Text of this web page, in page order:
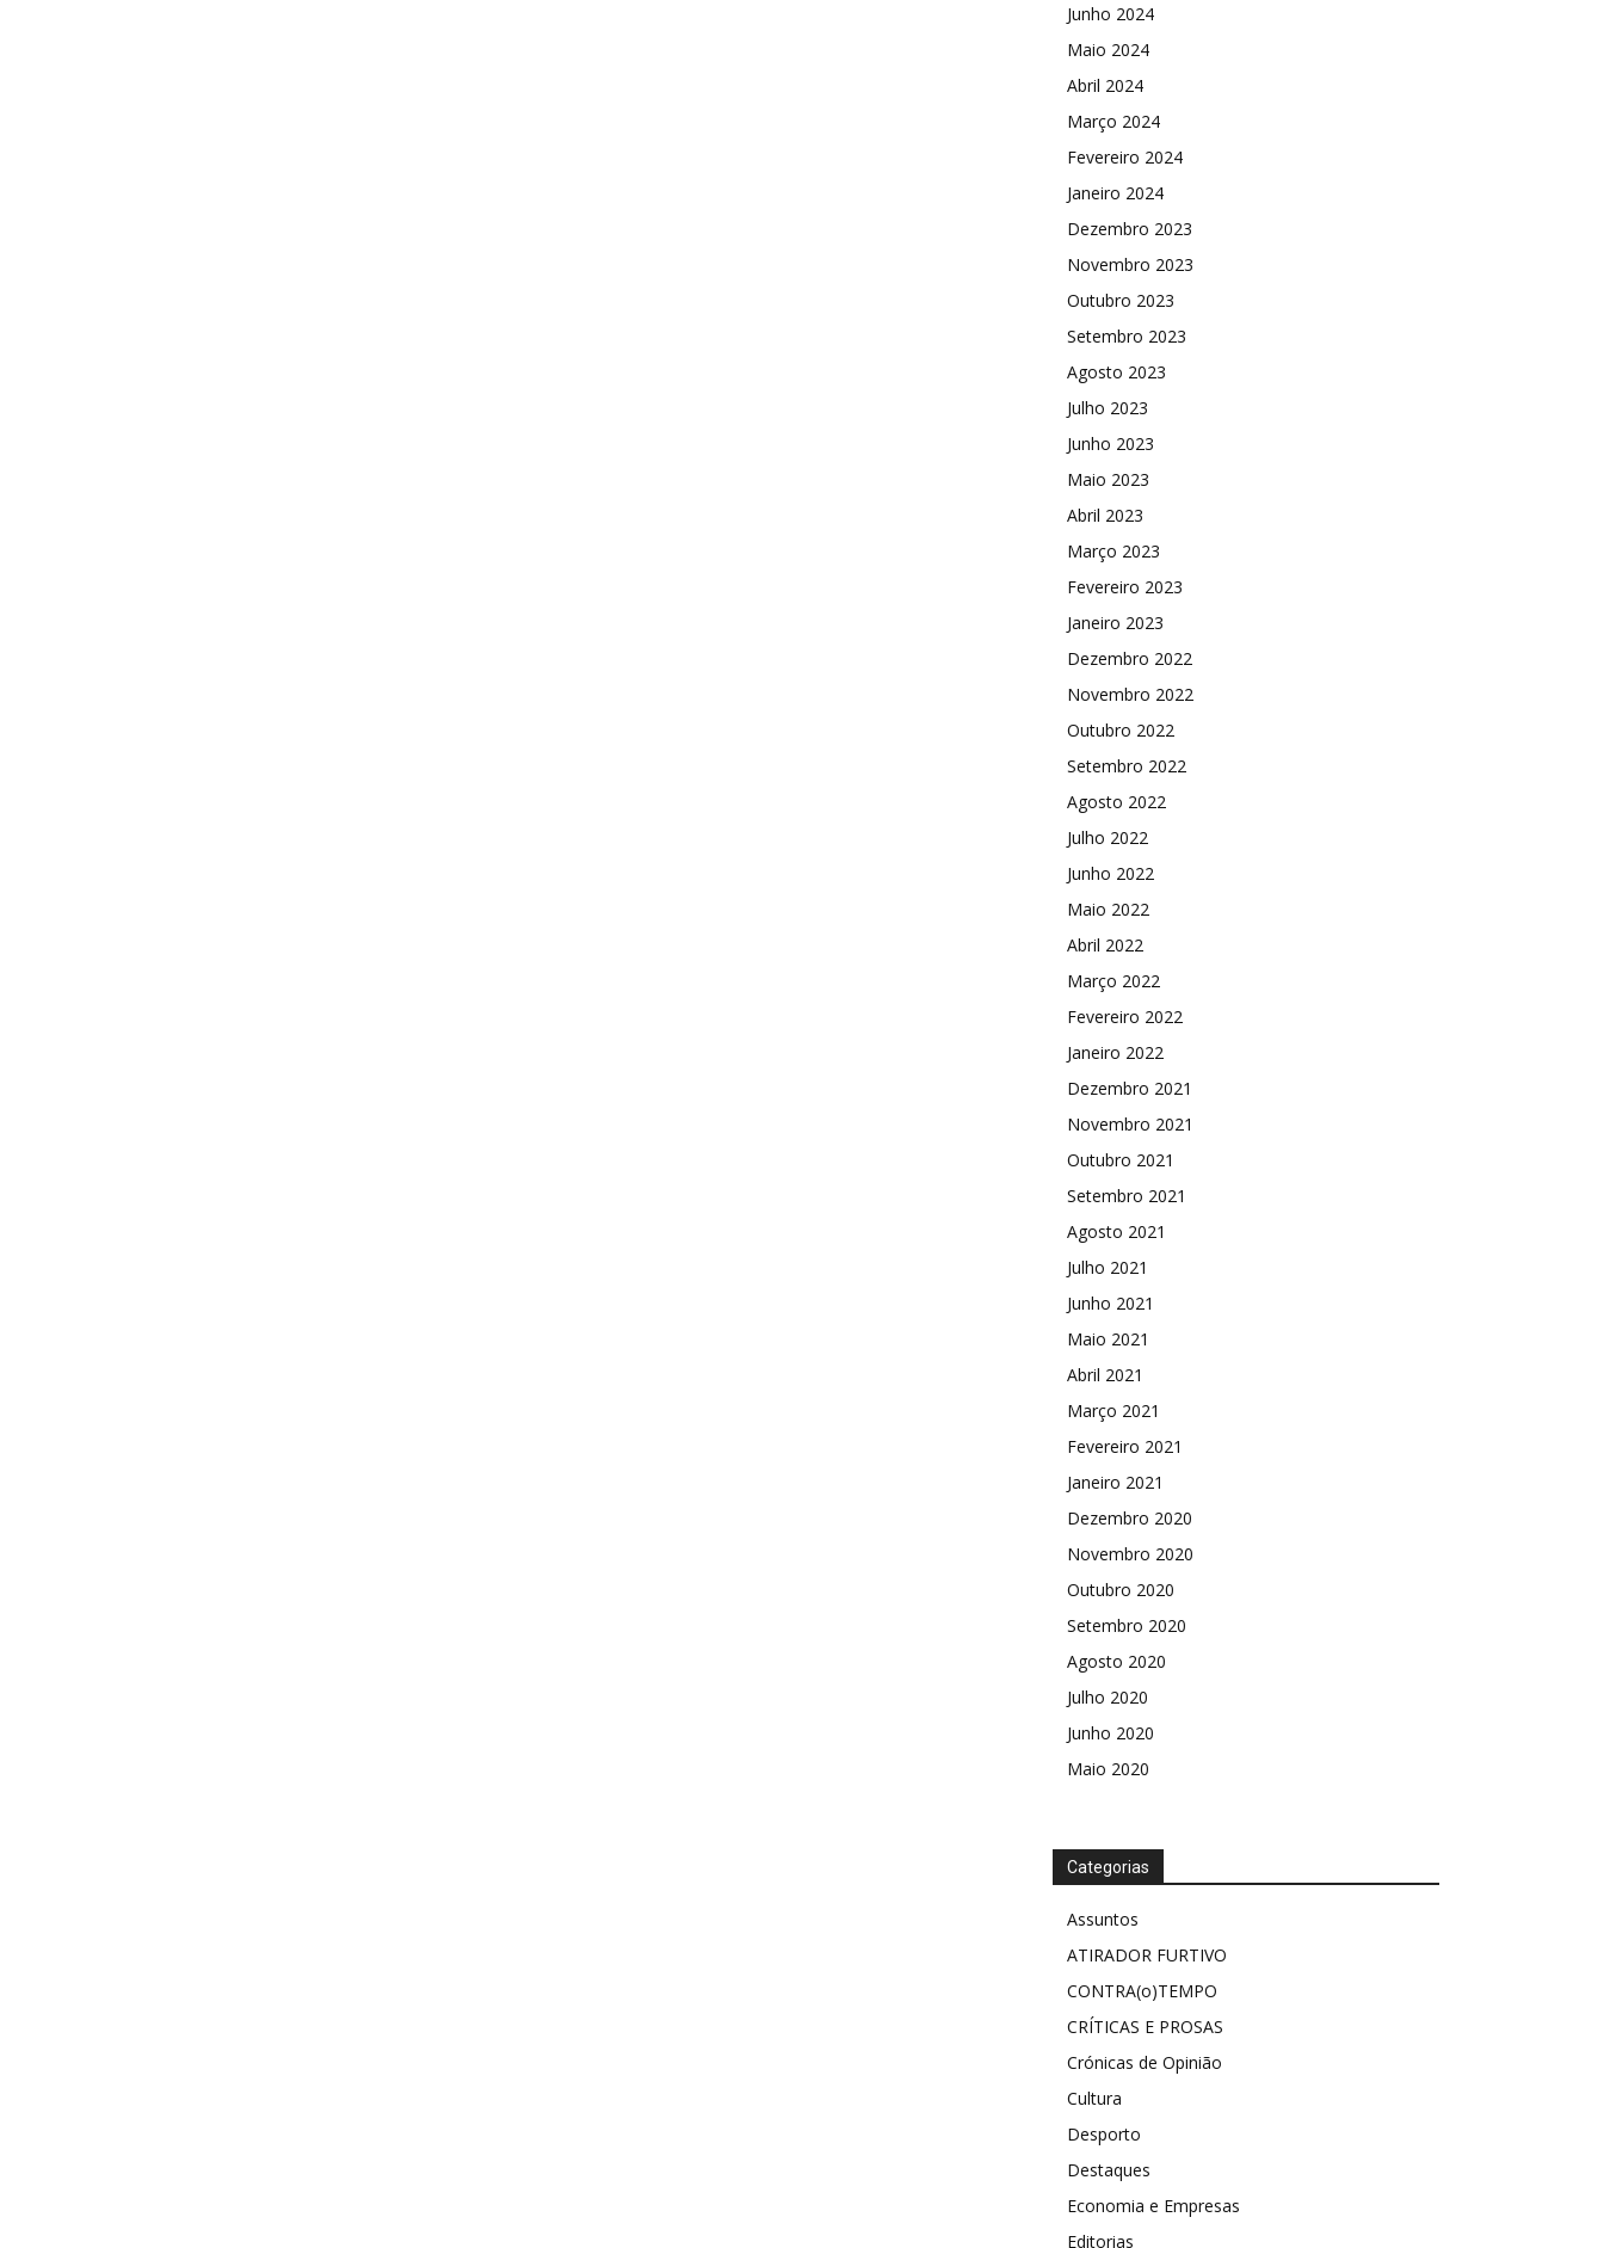
Junho 2024
Maio 2024
Abril 2024
Março 2024
Fevereiro 2024
Janeiro 2024
Dezembro 2023
Novembro 2023
Outubro 2023
Setembro 2023
Agosto 2023
Julho 2023
Junho 2023
Maio 2023
Abril 2023
Março 2023
Fevereiro 2023
Janeiro 2023
Dezembro 2022
Novembro 2022
Outubro 2022
Setembro 2022
Agosto 2022
Julho 2022
Junho 2022
Maio 2022
Abril 2022
Março 2022
Fevereiro 2022
Janeiro 2022
Dezembro 2021
Novembro 2021
Outubro 2021
Setembro 2021
Agosto 2021
Julho 2021
Junho 2021
Maio 2021
Abril 2021
Março 2021
Fevereiro 2021
Janeiro 2021
Dezembro 2020
Novembro 2020
Outubro 2020
Setembro 2020
Agosto 2020
Julho 2020
Junho 2020
Maio 2020
Categorias
Assuntos
ATIRADOR FURTIVO
CONTRA(o)TEMPO
CRÍTICAS E PROSAS
Crónicas de Opinião
Cultura
Desporto
Destaques
Economia e Empresas
Editorias